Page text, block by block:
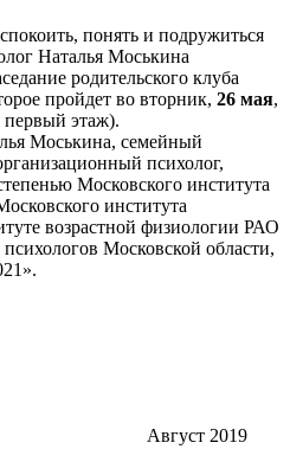
родительского клуба
пройдет во вторник, 26 мая,
этаж).
Моськина, семейный
психолог,
Московского института
института
возрастной физиологии РАО
Московской области,
Август 2019